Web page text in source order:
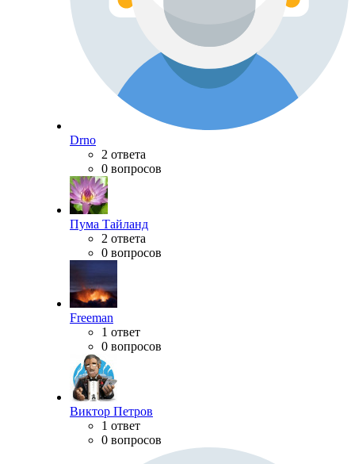
Drno
2 ответа
0 вопросов
Пума Тайланд
2 ответа
0 вопросов
Freeman
1 ответ
0 вопросов
Виктор Петров
1 ответ
0 вопросов